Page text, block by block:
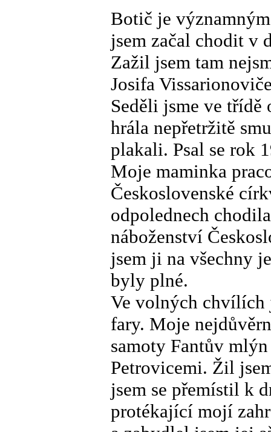
Botič je
jsem začal chodit v
Zažil jsem tam
Josifa
Seděli jsme ve třídě
hrála nepřetržitě
plakali. Psal se rok
Moje maminka
Československé
odpolednech
náboženství
jsem ji na všechny
byly plné.
Ve volných chvílích
fary. Moje
samoty Fantův
Petrovicemi. Žil
jsem se přemístil k
protékající mojí